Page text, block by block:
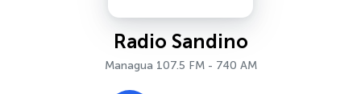
Radio Sandino
Managua 107.5 FM - 740 AM